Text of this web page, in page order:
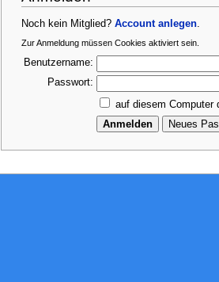
Noch kein Mitglied?Account anlegen
Zur Anmeldung müssen Cookies aktiviert sein.
Benutzername:
Passwort:
auf diesem Computer